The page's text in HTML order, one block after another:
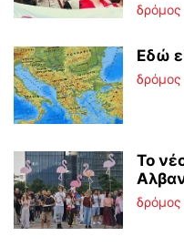
δρόμος
Εδώ
δρόμος
Το
δρόμος